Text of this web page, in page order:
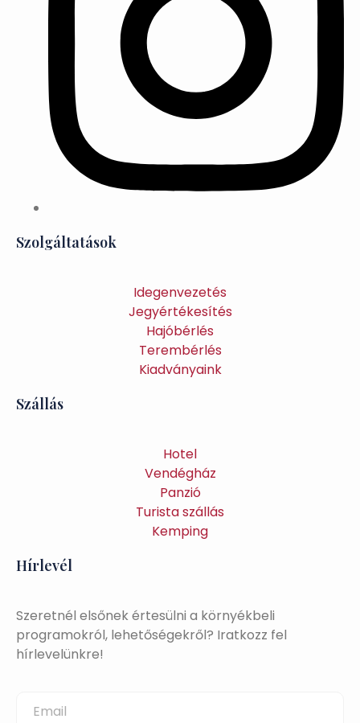
Szolgáltatások
Idegenvezetés
Jegyértékesítés
Hajóbérlés
Terembérlés
Kiadványaink
Szállás
Hotel
Vendégház
Panzió
Turista szállás
Kemping
Hírlevél
Szeretnél elsőnek értesülni a környékbeli
programokról, lehetőségekről? Iratkozz fel
hírlevelünkre!